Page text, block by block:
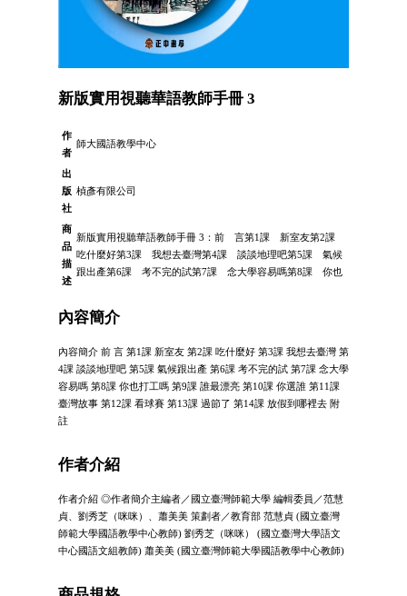
新版實用視聽華語教師手冊 3
作
者
師大國語教學中心
出
版
社
楨彥有限公司
商
品
描
述
新版實用視聽華語教師手冊 3：前 言第1課 新室友第2課
吃什麼好第3課 我想去臺灣第4課 談談地理吧第5課 氣候
跟出產第6課 考不完的試第7課 念大學容易嗎第8課 你也
內容簡介
內容簡介 前 言 第1課 新室友 第2課 吃什麼好 第3課 我想去臺灣 第
4課 談談地理吧 第5課 氣候跟出產 第6課 考不完的試 第7課 念大學
容易嗎 第8課 你也打工嗎 第9課 誰最漂亮 第10課 你選誰 第11課
臺灣故事 第12課 看球賽 第13課 過節了 第14課 放假到哪裡去 附
註
作者介紹
作者介紹 ◎作者簡介主編者／國立臺灣師範大學 編輯委員／范慧
貞、劉秀芝（咪咪）、蕭美美 策劃者／教育部 范慧貞 (國立臺灣
師範大學國語教學中心教師) 劉秀芝（咪咪） (國立臺灣大學語文
中心國語文組教師) 蕭美美 (國立臺灣師範大學國語教學中心教師)